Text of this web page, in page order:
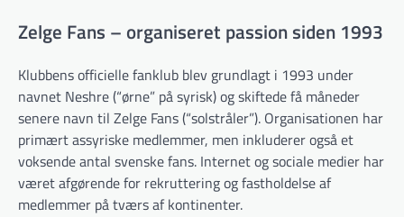
Zelge Fans – organiseret passion siden 1993
Klubbens officielle fanklub blev grundlagt i 1993 under
navnet Neshre (“ørne” på syrisk) og skiftede få måneder
senere navn til Zelge Fans (“solstråler”). Organisationen har
primært assyriske medlemmer, men inkluderer også et
voksende antal svenske fans. Internet og sociale medier har
været afgørende for rekruttering og fastholdelse af
medlemmer på tværs af kontinenter.